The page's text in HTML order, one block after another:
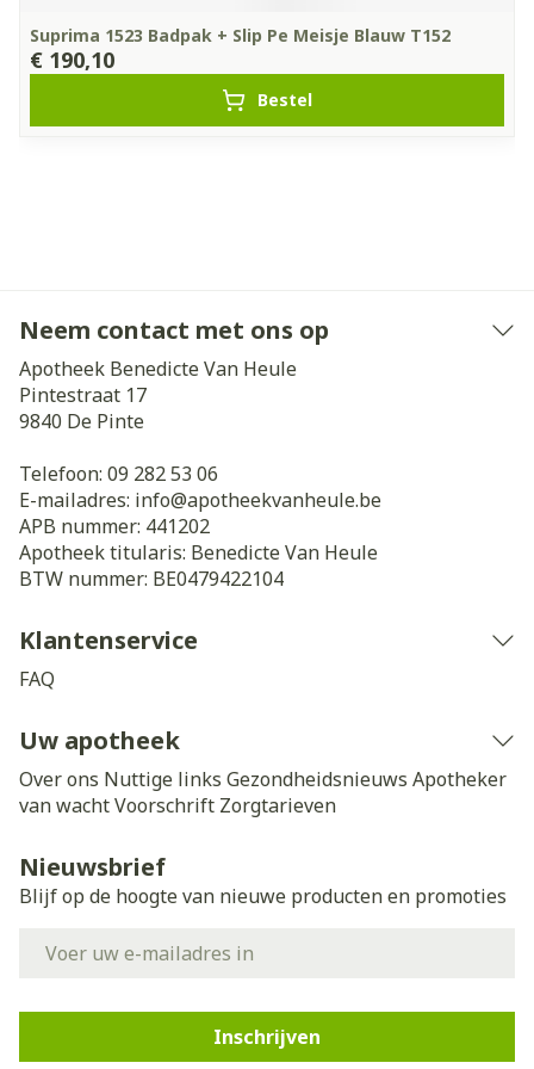
Suprima 1523 Badpak + Slip Pe Meisje Blauw T152
€ 190,10
Bestel
Neem contact met ons op
Apotheek Benedicte Van Heule
Pintestraat 17
9840 De Pinte
Telefoon: 09 282 53 06
E-mailadres: info@apotheekvanheule.be
APB nummer: 441202
Apotheek titularis: Benedicte Van Heule
BTW nummer: BE0479422104
Klantenservice
FAQ
Uw apotheek
Over ons Nuttige links Gezondheidsnieuws Apotheker
van wachtVoorschrift Zorgtarieven
Nieuwsbrief
Blijf op de hoogte van nieuwe producten en promoties
Inschrijven